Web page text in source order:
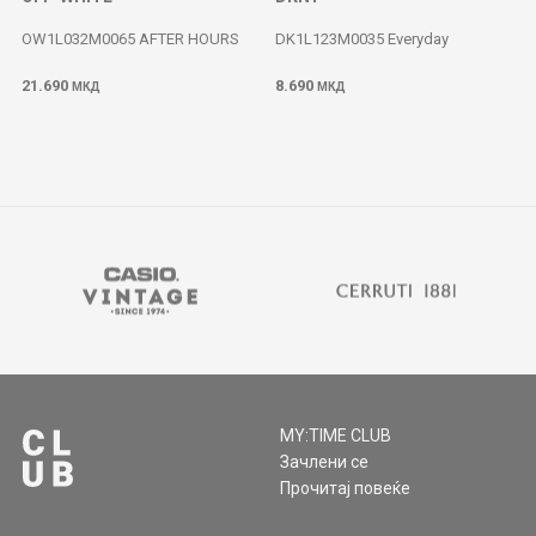
OW1L032M0065 AFTER HOURS
21.690 МКД
DK1L123M0035 Everyday
8.690 МКД
MY:TIME CLUB
Зачлени се
Прочитај повеќе